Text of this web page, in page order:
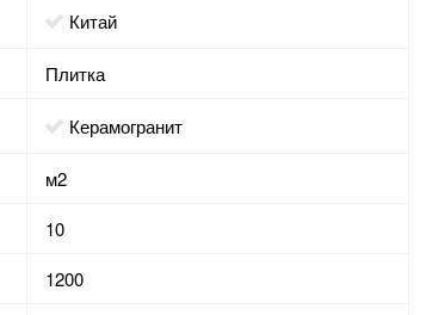
Китай
Плитка
Керамогранит
м2
10
1200